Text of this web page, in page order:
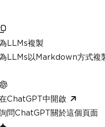
LLMs複製
LLMs以Markdown方式複
ChatGPT中開啟
問ChatGPT關於這個頁面